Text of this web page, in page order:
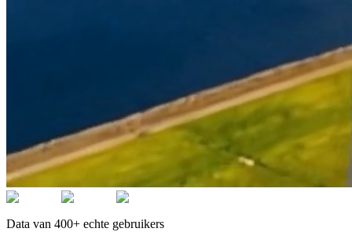
Data van 400+ echte gebruikers